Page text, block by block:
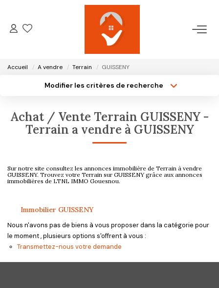
ACCUEIL
LOCATIONS
GESTION LOCATIVE
CONTACT
Accueil A vendre Terrain GUISSENY
Modifier les critères de recherche
Sélectionnez...
Type de bien
Surface min
Créer une alerte
Achat / Vente Terrain GUISSENY -
Terrain a vendre à GUISSENY
Sur notre site consultez les annonces immobilière de Terrain à vendre
GUISSENY. Trouvez votre Terrain sur GUISSENY grâce aux annonces
immobilières de LTNL IMMO Gouesnou.
Immobilier GUISSENY
Nous n'avons pas de biens à vous proposer dans la catégorie pour
le moment , plusieurs options s'offrent à vous :
Transmettez-nous votre demande